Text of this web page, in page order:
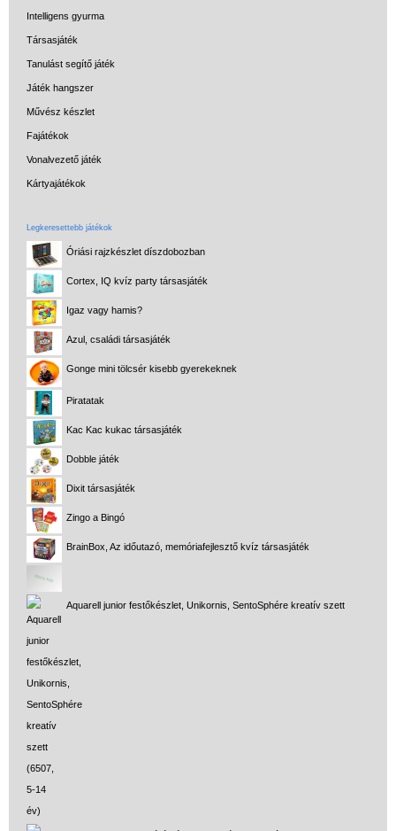
Intelligens gyurma
Társasjáték
Tanulást segítő játék
Játék hangszer
Művész készlet
Fajátékok
Vonalvezető játék
Kártyajátékok
Legkeresettebb játékok
Óriási rajzkészlet díszdobozban
Cortex, IQ kvíz party társasjáték
Igaz vagy hamis?
Azul, családi társasjáték
Gonge mini tölcsér kisebb gyerekeknek
Piratatak
Kac Kac kukac társasjáték
Dobble játék
Dixit társasjáték
Zingo a Bingó
BrainBox, Az időutazó, memóriafejlesztő kvíz társasjáték
Aquarell junior festőkészlet, Unikornis, SentoSphére kreatív szett